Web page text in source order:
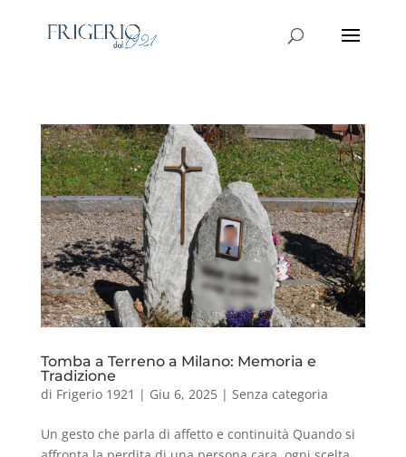
Tomba a Terreno a Milano: Memoria e
Tradizione
di Frigerio 1921 | Giu 6, 2025| Senza categoria
Un gesto che parla di affetto e continuità Quando si